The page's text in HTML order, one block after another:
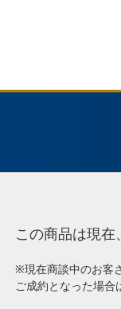
この商品は現在
※現在商談中のお客
ご成約となった場合